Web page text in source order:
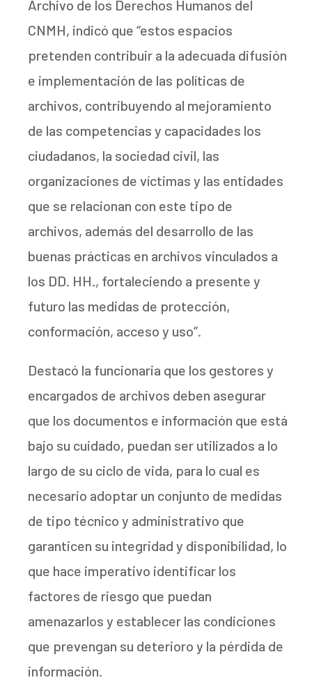
Archivo de los Derechos Humanos del
CNMH, indicó que “estos espacios
pretenden contribuir a la adecuada difusión
e implementación de las políticas de
archivos, contribuyendo al mejoramiento
de las competencias y capacidades los
ciudadanos, la sociedad civil, las
organizaciones de víctimas y las entidades
que se relacionan con este tipo de
archivos, además del desarrollo de las
buenas prácticas en archivos vinculados a
los DD. HH., fortaleciendo a presente y
futuro las medidas de protección,
conformación, acceso y uso”.
Destacó la funcionaria que los gestores y
encargados de archivos deben asegurar
que los documentos e información que está
bajo su cuidado, puedan ser utilizados a lo
largo de su ciclo de vida, para lo cual es
necesario adoptar un conjunto de medidas
de tipo técnico y administrativo que
garanticen su integridad y disponibilidad, lo
que hace imperativo identificar los
factores de riesgo que puedan
amenazarlos y establecer las condiciones
que prevengan su deterioro y la pérdida de
información.